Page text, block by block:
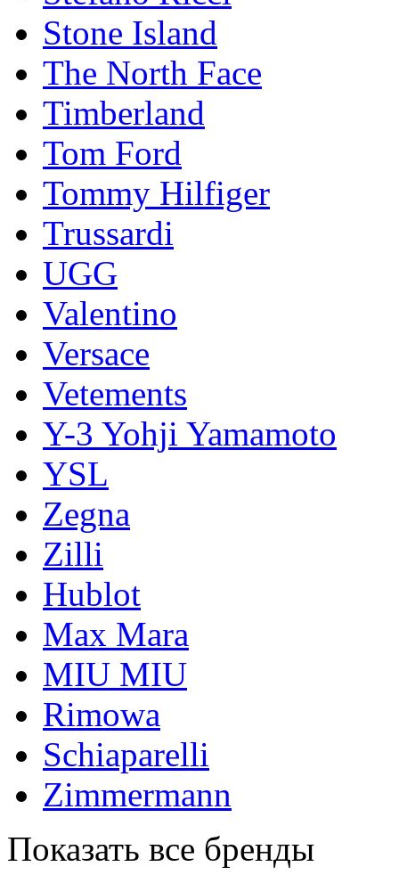
Stоnе Islаnd
The North Face
Timberland
Tom Ford
Tommy Hilfiger
Trussardi
UGG
Valentino
Versace
Vetements
Y-3 Yohji Yamamoto
YSL
Zegna
Zilli
Hublot
Max Mara
MIU MIU
Rimowa
Schiaparelli
Zimmermann
Показать все бренды